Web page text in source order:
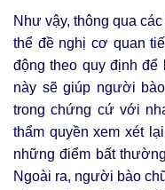
Như vậy, thông qua
thể đề nghị cơ quan
động theo quy định
này sẽ giúp người
trong chứng cứ với
thẩm quyền xem xét
những điểm bất
Ngoài ra, người bào